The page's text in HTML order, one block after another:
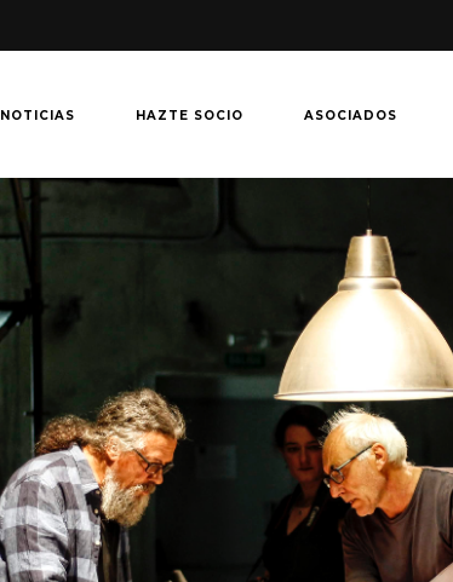
NOTICIAS HAZTE SOCIO ASOCIADOS